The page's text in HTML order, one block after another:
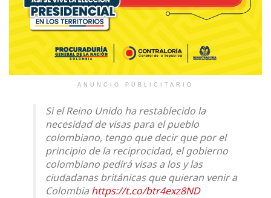
ANUNCIO PUBLICITARIO
Si el Reino Unido ha restablecido la
necesidad de visas para el pueblo
colombiano, tengo que decir que por el
principio de la reciprocidad, el gobierno
colombiano pedirá visas a los y las
ciudadanas británicas que quieran venir a
Colombiahttps://t.co/btr4exz8ND